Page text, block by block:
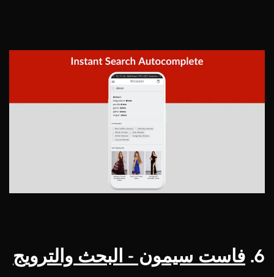
6. فاست سيمون - البحث والترويج